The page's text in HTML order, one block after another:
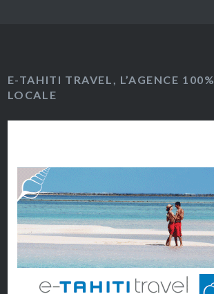
E-TAHITI TRAVEL, L’AGENCE 100%
LOCALE